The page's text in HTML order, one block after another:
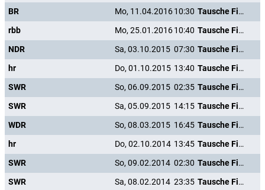
BR
Mo, 11.04.201610:30
Tausche Firma gegen Haushalt
rbb
Mo, 25.01.201610:40
Tausche Firma gegen Haushalt
NDR
Sa, 03.10.2015 07:30
Tausche Firma gegen Haushalt
hr
Do, 01.10.2015 13:40
Tausche Firma gegen Haushalt
SWR
So, 06.09.2015 02:35
Tausche Firma gegen Haushalt
SWR
Sa, 05.09.2015 14:15
Tausche Firma gegen Haushalt
WDR
So, 08.03.2015 16:45
Tausche Firma gegen Haushalt
hr
Do, 02.10.2014 13:45
Tausche Firma gegen Haushalt
SWR
So, 09.02.2014 02:30
Tausche Firma gegen Haushalt
SWR
Sa, 08.02.2014 23:35
Tausche Firma gegen Haushalt